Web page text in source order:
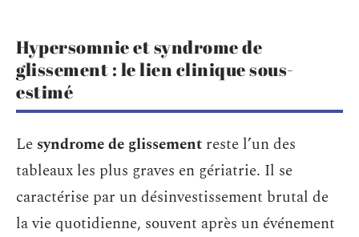
Hypersomnie et syndrome de
glissement : le lien clinique sous-
estimé
Le syndrome de glissement reste l’un des
tableaux les plus graves en gériatrie. Il se
caractérise par un désinvestissement brutal de
la vie quotidienne, souvent après un événement